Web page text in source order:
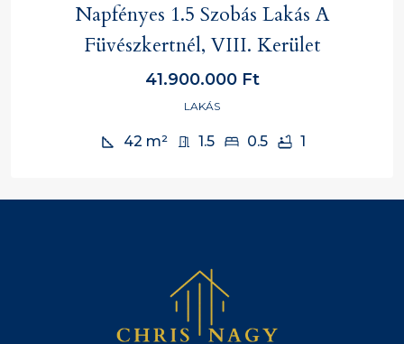
Napfényes 1.5 Szobás Lakás A
Füvészkertnél, VIII. Kerület
41.900.000 Ft
LAKÁS
42 m² 1.5 0.5 1